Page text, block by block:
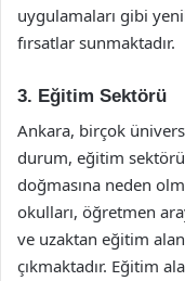
uygulamaları gibi
fırsatlar sunmaktadır.
3. Eğitim Sektörü
Ankara, birçok
durum, eğitim
doğmasına neden
okulları, öğretmen
ve uzaktan eğitim
çıkmaktadır. Eğitim